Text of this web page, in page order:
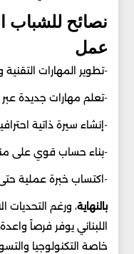
نصائح للشباب
عمل
-تطوير المهارات التقنية
-تعلم مهارات جديدة عبر
-إنشاء سيرة ذاتية
-بناء حساب قوي على
-اكتساب خبرة عملية
بالنهاية، ورغم التحديات
اللبناني يوفر فرصاً
خاصة التكنولوجيا